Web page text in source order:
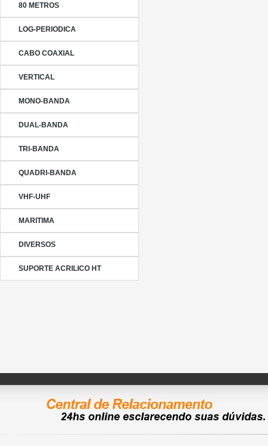
80 METROS
LOG-PERIODICA
CABO COAXIAL
VERTICAL
MONO-BANDA
DUAL-BANDA
TRI-BANDA
QUADRI-BANDA
VHF-UHF
MARITIMA
DIVERSOS
SUPORTE ACRILICO HT